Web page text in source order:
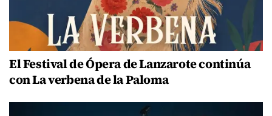
El Festival de Ópera de Lanzarote continúa
con La verbena de la Paloma